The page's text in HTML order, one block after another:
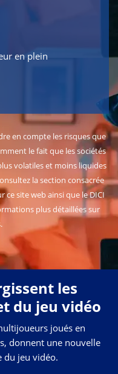
en plein
en compte les risques que
le fait que les sociétés
volatiles et moins liquides
la section consacrée
ce site web ainsi que le DICI
plus détaillées sur
les
du jeu vidéo
joués en
donnent une nouvelle
du jeu vidéo.